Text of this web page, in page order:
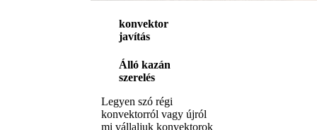
konvektor
javítás
Álló kazán
szerelés
Legyen szó régi
konvektorról vagy újról
mi vállaljuk konvektorok